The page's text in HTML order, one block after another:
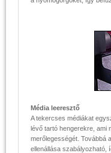
Média leeresztő
A tekercses médiákat
lévő tartó hengerekre, ami
merőlegességét. Továbbá
ellenállása szabályozható,